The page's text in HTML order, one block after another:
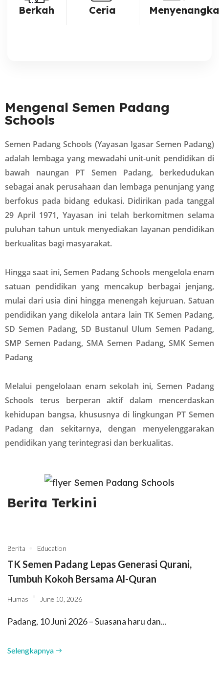
Berkah Ceria
Mengenal Semen Padang
Schools
Semen Padang Schools (Yayasan Igasar Semen Padang)
adalah lembaga yang mewadahi unit-unit pendidikan di
bawah naungan PT Semen Padang, berkedudukan
sebagai anak perusahaan dan lembaga penunjang yang
berfokus pada bidang edukasi. Didirikan pada tanggal
29 April 1971, Yayasan ini telah berkomitmen selama
puluhan tahun untuk menyediakan layanan pendidikan
berkualitas bagi masyarakat.
Hingga saat ini, Semen Padang Schools mengelola enam
satuan pendidikan yang mencakup berbagai jenjang,
mulai dari usia dini hingga menengah kejuruan. Satuan
pendidikan yang dikelola antara lain TK Semen Padang,
SD Semen Padang, SD Bustanul Ulum Semen Padang,
SMP Semen Padang, SMA Semen Padang, SMK Semen
Padang
Melalui pengelolaan enam sekolah ini, Semen Padang
Schools terus berperan aktif dalam mencerdaskan
kehidupan bangsa, khususnya di lingkungan PT Semen
Padang dan sekitarnya, dengan menyelenggarakan
pendidikan yang terintegrasi dan berkualitas.
Berita Terkini
Berita Education
TK Semen Padang Lepas Generasi Qurani,
Tumbuh Kokoh Bersama Al-Quran
Humas June 10, 2026
Padang, 10 Juni 2026 – Suasana haru dan...
Selengkapnya